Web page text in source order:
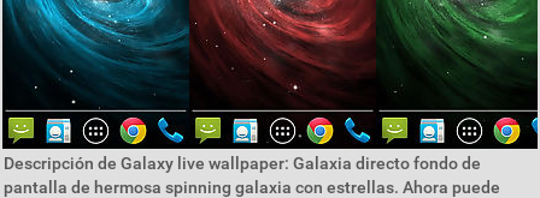
Descripción de Galaxy live wallpaper: Galaxia directo fondo de
pantalla de hermosa spinning galaxia con estrellas. Ahora puede